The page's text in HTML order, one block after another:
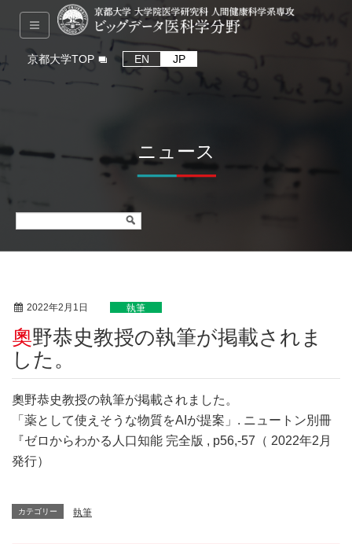
京都大学TOP EN JP
ニュース
2022年2月1日 執筆
奧野恭史教授の執筆が掲載されま
した。
奧野恭史教授の執筆が掲載されました。
「薬として使えそうな物質をAIが提案」. ニュートン別冊
『ゼロからわかる人口知能 完全版 , p56,-57（ 2022年2月
発行）
カテゴリー 執筆